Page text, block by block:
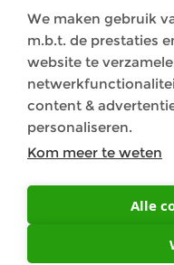
We maken gebruik
m.b.t. de prestaties
website te
content &
personaliseren.
Kom meer te weten
Alle
België / NL
België / NL
Belgique / FR
Voet
© 2014 - 2025 Signature
Spaarreglement
Privacy